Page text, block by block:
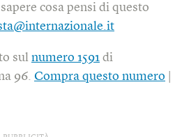
cosa pensi di questo
sul numero 1591 di
96. Compra questo numero